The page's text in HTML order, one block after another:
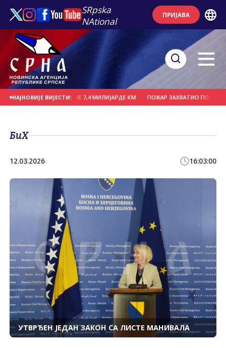
SRpska
NAtional
ПРИЈАВА
НАЈНОВИЈЕ ВИЈЕСТИ:
ЗА ТРИ ГОДИНЕ 7,4 МИЛИЈАРДЕ КМ ПОЖАР ЗАХВАТИО ПОПУЛАРНИ
БиХ
12.03.2026 16:03:00
УTВРЂЕН ЈЕДАН ЗАКОН СА ЛИСТЕ МАНИВАЛА